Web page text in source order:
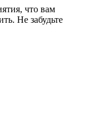
что вам
Не забудьте